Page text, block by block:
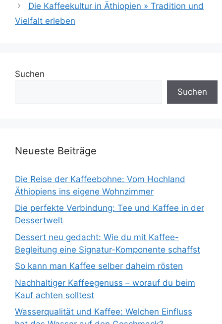
Die Kaffeekultur in Äthiopien » Tradition und
Vielfalt erleben
Suchen
Suchen
Neueste Beiträge
Die Reise der Kaffeebohne: Vom Hochland
Äthiopiens ins eigene Wohnzimmer
Die perfekte Verbindung: Tee und Kaffee in der
Dessertwelt
Dessert neu gedacht: Wie du mit Kaffee-
Begleitung eine Signatur-Komponente schaffst
So kann man Kaffee selber daheim rösten
Nachhaltiger Kaffeegenuss – worauf du beim
Kauf achten solltest
Wasserqualität und Kaffee: Welchen Einfluss